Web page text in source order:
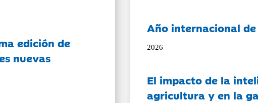
edición de
nuevas
Año internacional
2026
El impacto de la
agricultura y en la